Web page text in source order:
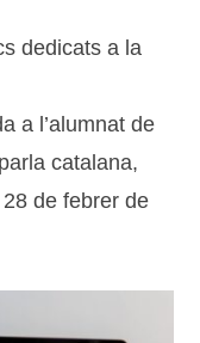
dedicats a la
a l’alumnat de
catalana,
de febrer de